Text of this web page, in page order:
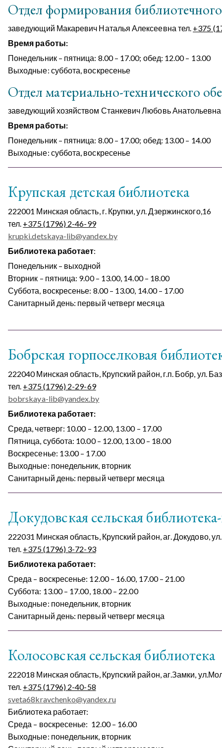
Отдел формирования
заведующий Макаревич Наталья Алексеевна тел. +375
Время работы:
Понедельник – пятница: 8.00 – 17.00; обед: 12.00 – 13.00
Выходные: суббота, воскресенье
Отдел материально-технического
заведующий хозяйством Станкевич Любовь Анатольевна
Время работы:
Понедельник – пятница: 8.00 – 17.00; обед: 13.00 – 14.00
Выходные: суббота, воскресенье
Крупская детская библиотека
222001 Минская область, г. Крупки, ул. Дзержинского,16
тел. +375 (1796) 2-46-99
krupki.detskaya-lib@yandex.by
Библиотека работает:
Понедельник – выходной
Вторник – пятница: 9.00 – 13.00, 14.00 – 18.00
Суббота, воскресенье: 8.00 – 13.00, 14.00 – 17.00
Санитарный день: первый четверг месяца
Бобрская горпоселковая
222040 Минская область, Крупский район, г.п. Бобр, ул.
тел. +375 (1796) 2-29-69
bobrskaya-lib@yandex.by
Библиотека работает:
Среда, четверг: 10.00 – 12.00, 13.00 – 17.00
Пятница, суббота: 10.00 – 12.00, 13.00 – 18.00
​​​​​​​Воскресенье: 13.00 – 17.00
Выходные: понедельник, вторник
Санитарный день: первый четверг месяца
Докудовская сельская
222031 Минская область, Крупский район, аг. Докудово,
тел. +375 (1796) 3-72-93
Библиотека работает:
Среда – воскресенье: 12.00 – 16.00, 17.00 – 21.00
Суббота: 13.00 – 17.00, 18.00 – 22.00
Выходные: понедельник, вторник
Санитарный день: первый четверг месяца
Колосовская сельская библиотека
222018 Минская область, Крупский район, аг.Замки,
тел. +375 (1796) 2-40-58
sveta68kravchenko@yandex.ru
Библиотека работает:
Среда – воскресенье: 12.00 – 16.00
Выходные: понедельник, вторник